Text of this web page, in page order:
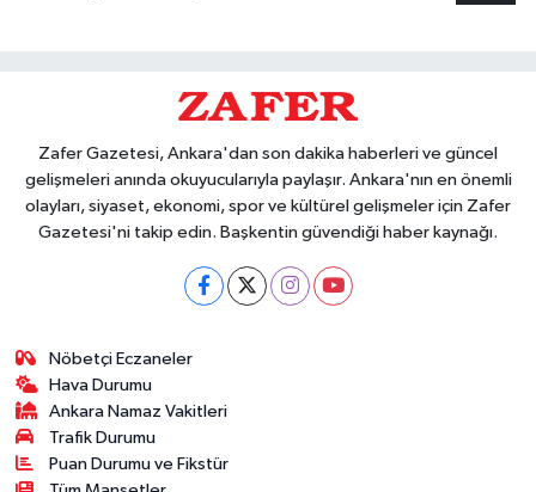
Zafer Gazetesi, Ankara'dan son dakika haberleri ve güncel
gelişmeleri anında okuyucularıyla paylaşır. Ankara'nın en önemli
olayları, siyaset, ekonomi, spor ve kültürel gelişmeler için Zafer
Gazetesi'ni takip edin. Başkentin güvendiği haber kaynağı.
Nöbetçi Eczaneler
Hava Durumu
Ankara Namaz Vakitleri
Trafik Durumu
Puan Durumu ve Fikstür